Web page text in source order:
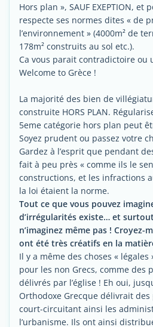
Hors plan », SAUF EXEPTION, et
respecte ses normes dites « de
l’environnement » (4000m² de
178m² construits au sol etc.).
Ca vous parait contradictoire ou
Welcome to Grèce !
La majorité des bien de
construite HORS PLAN.
5eme catégorie hors plan peut
Soyez prudent ou passez votre
Gardez à l’esprit que pendant
fait à peu près « comme ils le
constructions, et les infractions
la loi étaient la norme.
Tout ce que vous pouvez
d’irrégularités existe… et
n’imaginez même pas ! Croyez-
ont été très créatifs en la
Il y a même des choses «
pour les non Grecs, comme des
délivrés par l’église ! Eh oui,
Orthodoxe Grecque délivrait
court-circuitant ainsi les
l’urbanisme. Ils ont ainsi